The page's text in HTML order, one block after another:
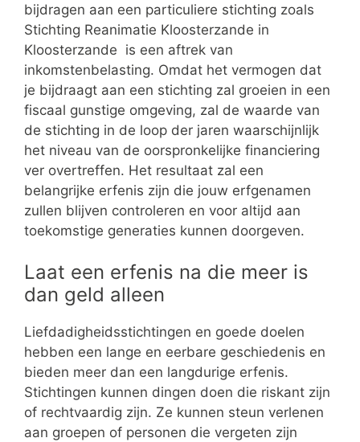
bijdragen aan een particuliere stichting zoals
Stichting Reanimatie Kloosterzande in
Kloosterzande is een aftrek van
inkomstenbelasting. Omdat het vermogen dat
je bijdraagt aan een stichting zal groeien in een
fiscaal gunstige omgeving, zal de waarde van
de stichting in de loop der jaren waarschijnlijk
het niveau van de oorspronkelijke financiering
ver overtreffen. Het resultaat zal een
belangrijke erfenis zijn die jouw erfgenamen
zullen blijven controleren en voor altijd aan
toekomstige generaties kunnen doorgeven.
Laat een erfenis na die meer is
dan geld alleen
Liefdadigheidsstichtingen en goede doelen
hebben een lange en eerbare geschiedenis en
bieden meer dan een langdurige erfenis.
Stichtingen kunnen dingen doen die riskant zijn
of rechtvaardig zijn. Ze kunnen steun verlenen
aan groepen of personen die vergeten zijn